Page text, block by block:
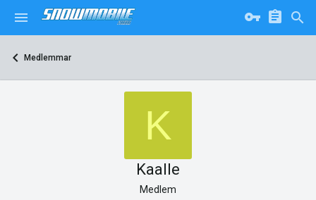
Medlemmar
K
Kaalle
Medlem